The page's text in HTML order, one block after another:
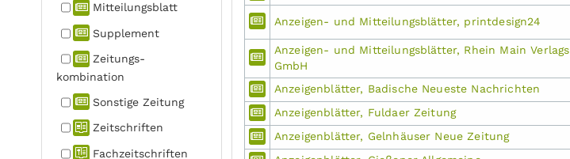
Mitteilungs­blatt
Supplement
Zeitungs­
kombination
Sonstige Zeitung
Zeitschriften
Fachzeit­schriften
Anzeigen- und Mitteilungsblätter, printdesign24
Anzeigen- und Mitteilungsblätter, Rhein Main Verlags
GmbH
Anzeigenblätter, Badische Neueste Nachrichten
Anzeigenblätter, Fuldaer Zeitung
Anzeigenblätter, Gelnhäuser Neue Zeitung